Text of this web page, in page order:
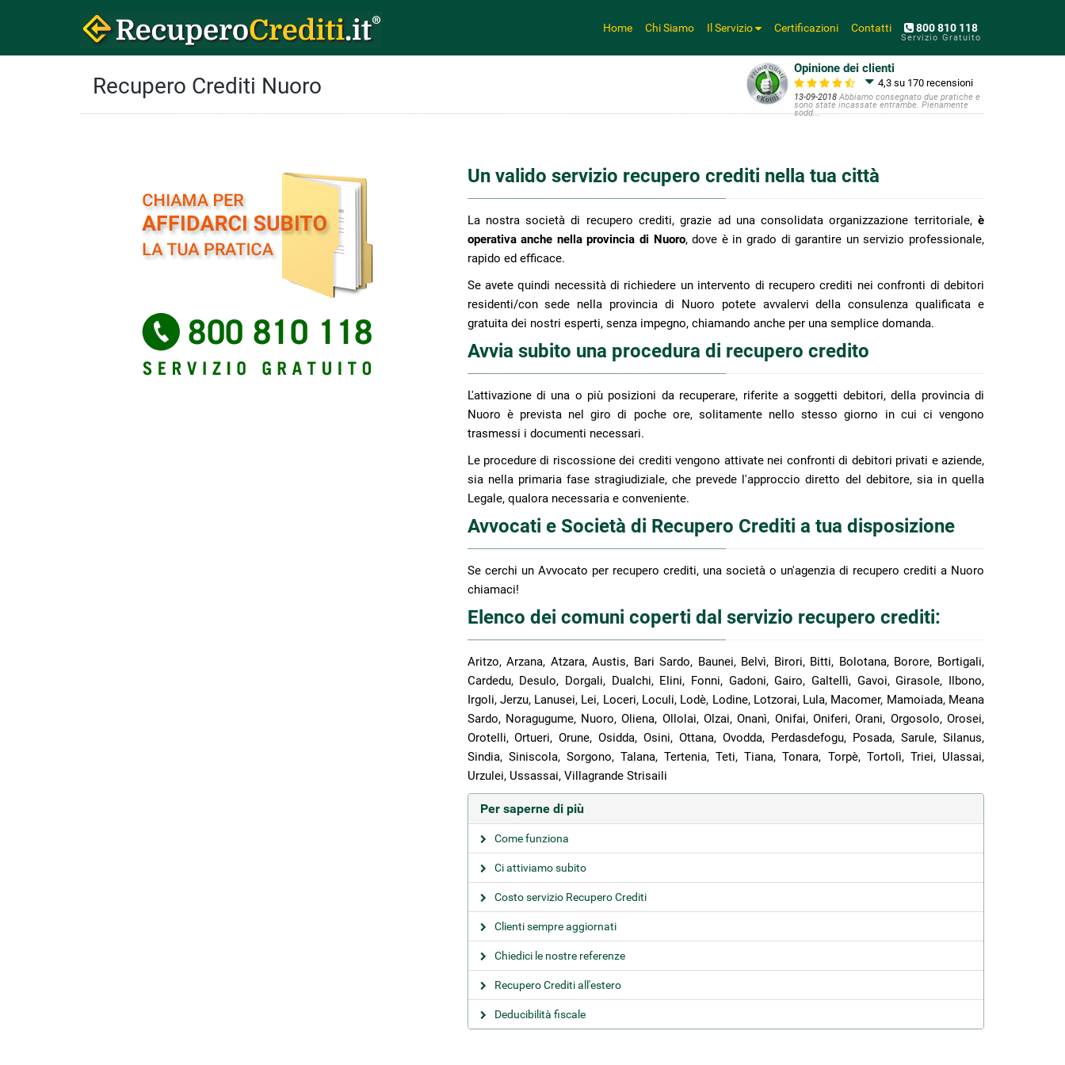
Home Chi Siamo Il Servizio Certificazioni Contatti 800 810 118
Servizio Gratuito
Recupero Crediti Nuoro
Opinione dei clienti
4,3 su 170 recensioni
13-09-2018 Abbiamo consegnato due pratiche e
sono state incassate entrambe. Pienamente
sodd...
Un valido servizio recupero crediti nella tua città
La nostra società di recupero crediti, grazie ad una consolidata organizzazione territoriale, è
operativa anche nella provincia di Nuoro, dove è in grado di garantire un servizio professionale,
rapido ed efficace.
Se avete quindi necessità di richiedere un intervento di recupero crediti nei confronti di debitori
residenti/con sede nella provincia di Nuoro potete avvalervi della consulenza qualificata e
gratuita dei nostri esperti, senza impegno, chiamando anche per una semplice domanda.
Avvia subito una procedura di recupero credito
L'attivazione di una o più posizioni da recuperare, riferite a soggetti debitori, della provincia di
Nuoro è prevista nel giro di poche ore, solitamente nello stesso giorno in cui ci vengono
trasmessi i documenti necessari.
Le procedure di riscossione dei crediti vengono attivate nei confronti di debitori privati e aziende,
sia nella primaria fase stragiudiziale, che prevede l'approccio diretto del debitore, sia in quella
Legale, qualora necessaria e conveniente.
Avvocati e Società di Recupero Crediti a tua disposizione
Se cerchi un Avvocato per recupero crediti, una società o un'agenzia di recupero crediti a Nuoro
chiamaci!
Elenco dei comuni coperti dal servizio recupero crediti:
Aritzo, Arzana, Atzara, Austis, Bari Sardo, Baunei, Belvì, Birori, Bitti, Bolotana, Borore, Bortigali,
Cardedu, Desulo, Dorgali, Dualchi, Elini, Fonni, Gadoni, Gairo, Galtellì, Gavoi, Girasole, Ilbono,
Irgoli, Jerzu, Lanusei, Lei, Loceri, Loculi, Lodè, Lodine, Lotzorai, Lula, Macomer, Mamoiada, Meana
Sardo, Noragugume, Nuoro, Oliena, Ollolai, Olzai, Onanì, Onifai, Oniferi, Orani, Orgosolo, Orosei,
Orotelli, Ortueri, Orune, Osidda, Osini, Ottana, Ovodda, Perdasdefogu, Posada, Sarule, Silanus,
Sindia, Siniscola, Sorgono, Talana, Tertenia, Teti, Tiana, Tonara, Torpè, Tortolì, Triei, Ulassai,
Urzulei, Ussassai, Villagrande Strisaili
Per saperne di più
Come funziona
Ci attiviamo subito
Costo servizio Recupero Crediti
Clienti sempre aggiornati
Chiedici le nostre referenze
Recupero Crediti all'estero
Deducibilità fiscale